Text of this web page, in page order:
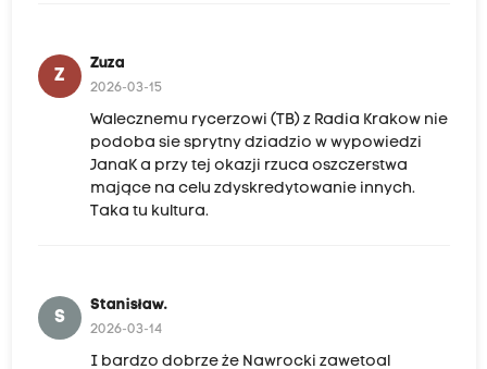
Z
Zuza
2026-03-15
Walecznemu rycerzowi (TB) z Radia Krakow nie
podoba sie sprytny dziadzio w wypowiedzi
JanaK a przy tej okazji rzuca oszczerstwa
mające na celu zdyskredytowanie innych.
Taka tu kultura.
S
Stanisław.
2026-03-14
I bardzo dobrze że Nawrocki zawetoal